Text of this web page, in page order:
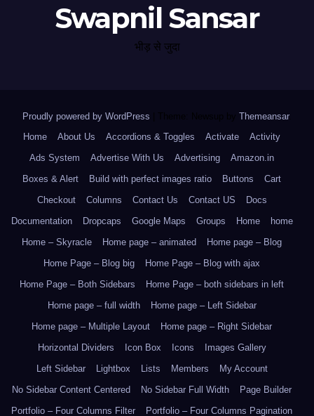
Swapnil Sansar
भीड़ से जुदा
Proudly powered by WordPress Theme: Newsup by Themeansar.
Home
About Us Accordions & Toggles Activate
Activity
Ads System
Advertise With Us Advertising
Amazon.in
Boxes & Alert
Build with perfect images ratio Buttons
Cart
Checkout
Columns Contact Us Contact US
Docs
Documentation
Dropcaps Google Maps Groups Home
home
Home – Skyracle
Home page – animated
Home page – Blog
Home Page – Blog big
Home Page – Blog with ajax
Home Page – Both Sidebars
Home Page – both sidebars in left
Home page – full width
Home page – Left Sidebar
Home page – Multiple Layout
Home page – Right Sidebar
Horizontal Dividers
Icon Box Icons
Images Gallery
Left Sidebar
Lightbox Lists Members
My Account
No Sidebar Content Centered
No Sidebar Full Width
Page Builder
Portfolio – Four Columns Filter
Portfolio – Four Columns Pagination